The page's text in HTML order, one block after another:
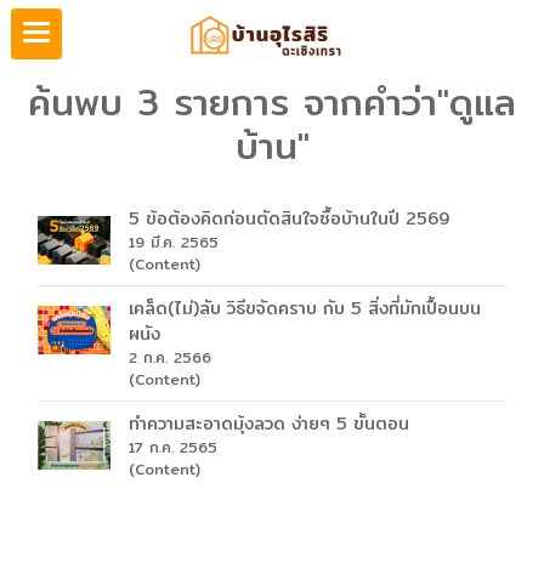
ค้นพบ 3 รายการ จากคำว่า"ดูแล
บ้าน"
5 ข้อต้องคิดก่อนตัดสินใจซื้อบ้านในปี 2569
19 มี.ค. 2565
(Content)
เคล็ด(ไม่)ลับ วิธีขจัดคราบ กับ 5 สิ่งที่มักเปื้อนบน
ผนัง
2 ก.ค. 2566
(Content)
ทำความสะอาดมุ้งลวด ง่ายๆ 5 ขั้นตอน
17 ก.ค. 2565
(Content)